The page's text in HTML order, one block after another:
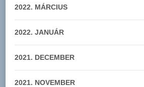
2022. MÁRCIUS
2022. JANUÁR
2021. DECEMBER
2021. NOVEMBER